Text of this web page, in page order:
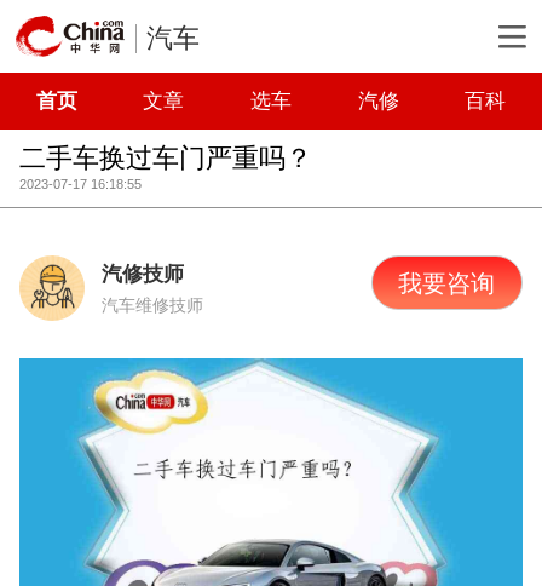
汽车
首页 文章 选车 汽修 百科
二手车换过车门严重吗？
2023-07-17 16:18:55
汽修技师
汽车维修技师
我要咨询